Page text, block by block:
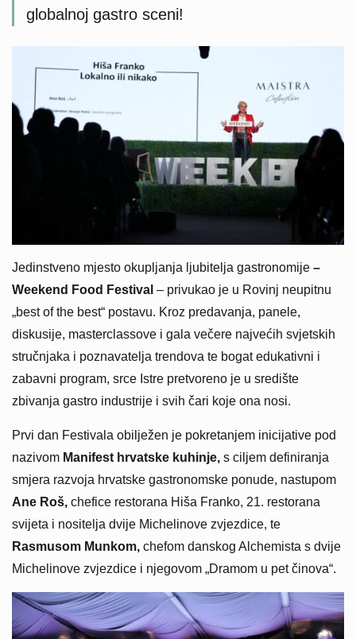
globalnoj gastro sceni!
Jedinstveno mjesto okupljanja ljubitelja gastronomije –
Weekend Food Festival – privukao je u Rovinj neupitnu
„best of the best“ postavu. Kroz predavanja, panele,
diskusije, masterclassove i gala večere najvećih svjetskih
stručnjaka i poznavatelja trendova te bogat edukativni i
zabavni program, srce Istre pretvoreno je u središte
zbivanja gastro industrije i svih čari koje ona nosi.
Prvi dan Festivala obilježen je pokretanjem inicijative pod
nazivom Manifest hrvatske kuhinje, s ciljem definiranja
smjera razvoja hrvatske gastronomske ponude, nastupom
Ane Roš, chefice restorana Hiša Franko, 21. restorana
svijeta i nositelja dvije Michelinove zvjezdice, te
Rasmusom Munkom, chefom danskog Alchemista s dvije
Michelinove zvjezdice i njegovom „Dramom u pet činova“.